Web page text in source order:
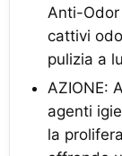
Anti-Odor
cattivi
pulizia a
AZIONE:
agenti
la